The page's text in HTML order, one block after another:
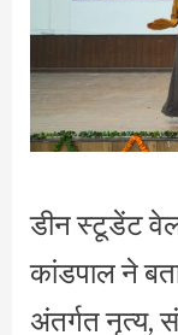
डीन स्टूडेंट
कांडपाल ने
अंतर्गत नृत्य,